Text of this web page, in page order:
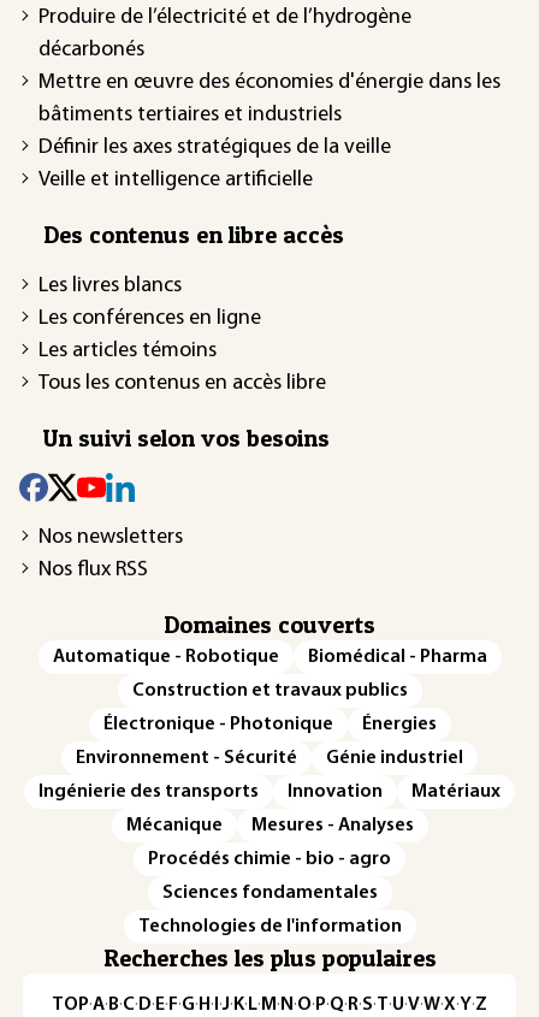
Produire de l’électricité et de l’hydrogène
décarbonés
Mettre en œuvre des économies d'énergie dans les
bâtiments tertiaires et industriels
Définir les axes stratégiques de la veille
Veille et intelligence artificielle
Des contenus en libre accès
Les livres blancs
Les conférences en ligne
Les articles témoins
Tous les contenus en accès libre
Un suivi selon vos besoins
Nos newsletters
Nos flux RSS
Domaines couverts
Automatique - Robotique
Biomédical - Pharma
Construction et travaux publics
Électronique - Photonique
Énergies
Environnement - Sécurité
Génie industriel
Ingénierie des transports
Innovation
Matériaux
Mécanique
Mesures - Analyses
Procédés chimie - bio - agro
Sciences fondamentales
Technologies de l'information
Recherches les plus populaires
TOP·A·B·C· D· E· F·G· H · ·J· K· L· M · N ·O· P·Q· R·S·T·U·V·W·X·Y·Z